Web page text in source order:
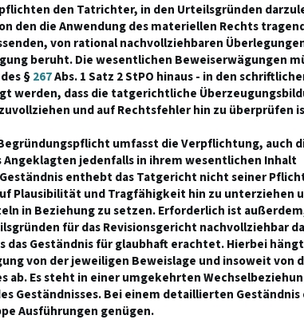
den Tatrichter, in den Urteilsgründen
den die Anwendung des materiellen Rechts
von rational nachvollziehbaren
beruht. Die wesentlichen Beweiserwägungen
§267Abs. 1 Satz 2 StPO hinaus - in den
werden, dass die tatgerichtliche
und auf Rechtsfehler hin zu überprüfen
umfasst die Verpflichtung, auch
Angeklagten jedenfalls in ihrem wesentlichen Inhalt
enthebt das Tatgericht nicht seiner
Plausibilität und Tragfähigkeit hin zu unterziehen
in Beziehung zu setzen. Erforderlich ist
für das Revisionsgericht nachvollziehbar
das Geständnis für glaubhaft erachtet. Hierbei
von der jeweiligen Beweislage und insoweit von
ab. Es steht in einer umgekehrten
Geständnisses. Bei einem detaillierten Geständnis
Ausführungen genügen.